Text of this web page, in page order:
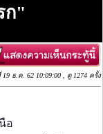
ก"
ธ.ค. 62 10:09:00 , ดู 1274 ครั้ง
อ